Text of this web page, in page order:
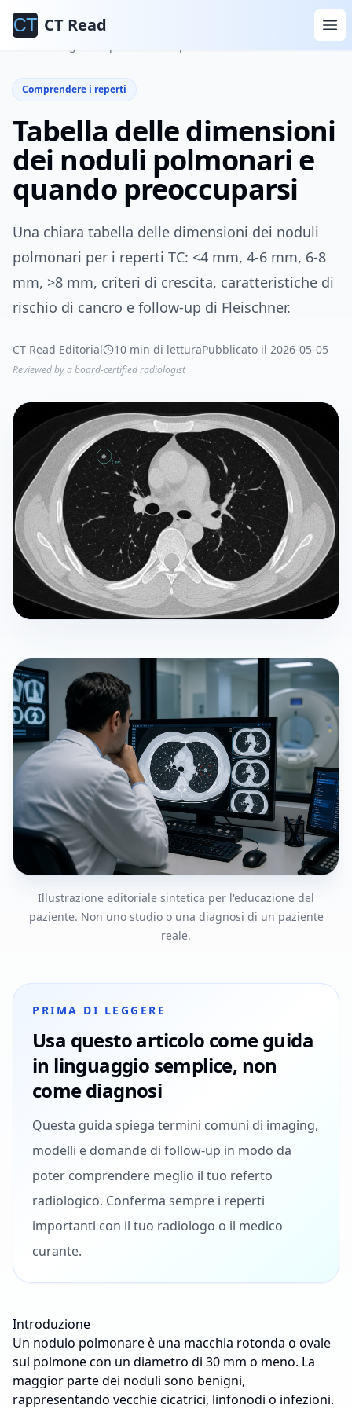
CT Read
Comprendere i reperti
Tabella delle dimensioni
dei noduli polmonari e
quando preoccuparsi
Una chiara tabella delle dimensioni dei noduli
polmonari per i reperti TC: <4 mm, 4-6 mm, 6-8
mm, >8 mm, criteri di crescita, caratteristiche di
rischio di cancro e follow-up di Fleischner.
CT Read Editorial 10 min di letturaPubblicato il 2026-05-05
Reviewed by a board-certified radiologist
Illustrazione editoriale sintetica per l'educazione del
paziente. Non uno studio o una diagnosi di un paziente
reale.
PRIMA DI LEGGERE
Usa questo articolo come guida
in linguaggio semplice, non
come diagnosi
Questa guida spiega termini comuni di imaging,
modelli e domande di follow-up in modo da
poter comprendere meglio il tuo referto
radiologico. Conferma sempre i reperti
importanti con il tuo radiologo o il medico
curante.
Introduzione
Un nodulo polmonare è una macchia rotonda o ovale
sul polmone con un diametro di 30 mm o meno. La
maggior parte dei noduli sono benigni,
rappresentando vecchie cicatrici, linfonodi o infezioni.